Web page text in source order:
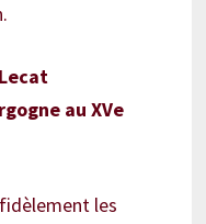
au XVe
les